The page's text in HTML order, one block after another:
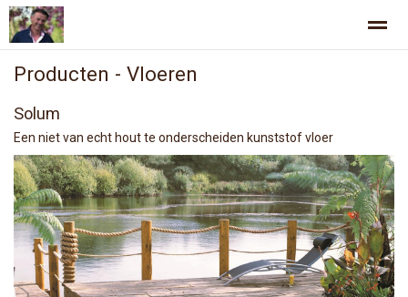
Welkom bij Jurgen Smit tuinen
Home Zoeken Nieuws Foto's
Producten - Vloeren
Solum
Een niet van echt hout te onderscheiden kunststof vloer